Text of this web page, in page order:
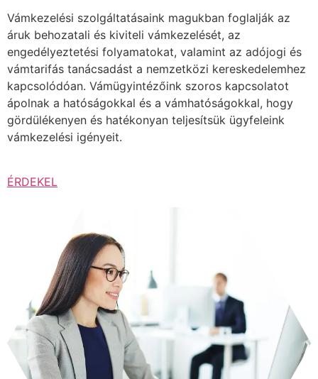
Vámkezelési szolgáltatásaink magukban foglalják az
áruk behozatali és kiviteli vámkezelését, az
engedélyeztetési folyamatokat, valamint az adójogi és
vámtarifás tanácsadást a nemzetközi kereskedelemhez
kapcsolódóan. Vámügyintézőink szoros kapcsolatot
ápolnak a hatóságokkal és a vámhatóságokkal, hogy
gördülékenyen és hatékonyan teljesítsük ügyfeleink
vámkezelési igényeit.
ÉRDEKEL